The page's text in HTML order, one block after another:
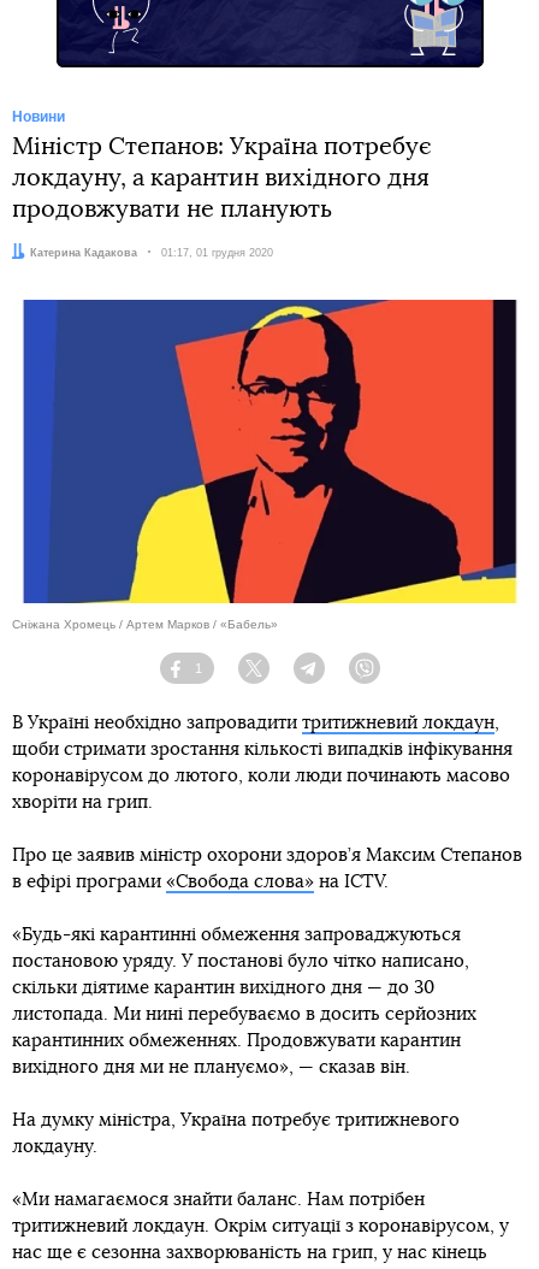
Новини
Міністр Степанов: Україна потребує
локдауну, а карантин вихідного дня
продовжувати не планують
Автор:Катерина Кадакова Дата:
01:17, 01 грудня 2020
Сніжана Хромець / Артем Марков / «Бабель»
Facebook
1
Twitter TelegramViber
В Україні необхідно запровадити тритижневий локдаун,
щоби стримати зростання кількості випадків інфікування
коронавірусом до лютого, коли люди починають масово
хворіти на грип.
Про це заявив міністр охорони здоров’я Максим Степанов
в ефірі програми «Свобода слова» на ICTV.
«Будь-які карантинні обмеження запроваджуються
постановою уряду. У постанові було чітко написано,
скільки діятиме карантин вихідного дня — до 30
листопада. Ми нині перебуваємо в досить серйозних
карантинних обмеженнях. Продовжувати карантин
вихідного дня ми не плануємо», — сказав він.
На думку міністра, Україна потребує тритижневого
локдауну.
«Ми намагаємося знайти баланс. Нам потрібен
тритижневий локдаун. Окрім ситуації з коронавірусом, у
нас ще є сезонна захворюваність на грип, у нас кінець